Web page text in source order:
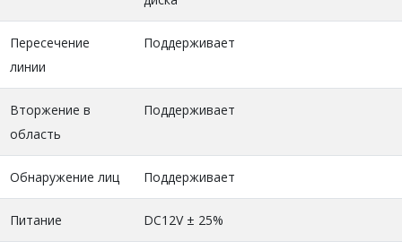
Пересечение
линии
Поддерживает
Вторжение в
область
Поддерживает
Обнаружение лиц Поддерживает
Питание DC12V ± 25%